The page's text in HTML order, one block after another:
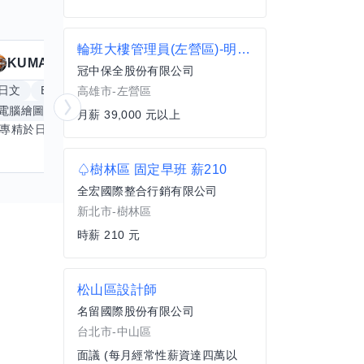
KUMA 19 個技能
日文 Excel Word
PowerPoint
腦繪圖
手繪 影像剪輯與後製
輪班大樓管理員(左營區)-明誠二路
冠中保全股份有限公司
高雄市-左營區
月薪 39,000 元以上
♤樹林區 固定早班 薪210
全宏國際整合行銷有限公司
新北市-樹林區
時薪 210 元
松山區設計師
名留國際股份有限公司
台北市-中山區
面議 (每月經常性薪資達四萬以